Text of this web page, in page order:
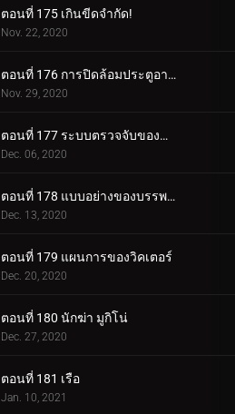
ตอนที่ 175 เกินขีดจำกัด!
Nov. 22, 2020
ตอนที่ 176 การปิดล้อมประตูอาอุน!
Nov. 29, 2020
ตอนที่ 177 ระบบตรวจจับของกำแพงเหล็ก
Dec. 06, 2020
ตอนที่ 178 แบบอย่างของบรรพบุรุษของเรา
Dec. 13, 2020
ตอนที่ 179 แผนการของวิคเตอร์
Dec. 20, 2020
ตอนที่ 180 นักฆ่า มูกิโน่
Dec. 27, 2020
ตอนที่ 181 เรือ
Jan. 10, 2021